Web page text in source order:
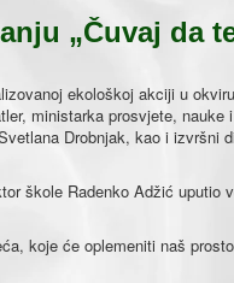
„Čuvaj da
ekološkoj akciji u okviru
ministarka prosvjete, nauke
Drobnjak, kao i izvršni
škole Radenko Adžić uputio
koje će oplemeniti naš